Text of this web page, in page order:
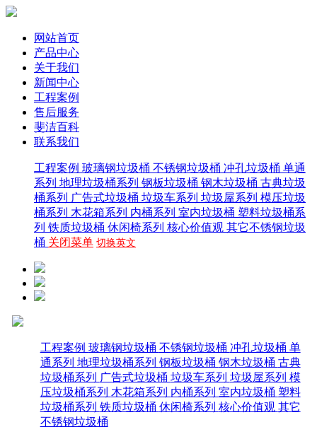
网站首页
产品中心
关于我们
新闻中心
工程案例
售后服务
斐洁百科
联系我们
工程案例 玻璃钢垃圾桶 不锈钢垃圾桶 冲孔垃圾桶 单通
系列 地理垃圾桶系列 钢板垃圾桶 钢木垃圾桶 古典垃圾
桶系列 广告式垃圾桶 垃圾车系列 垃圾屋系列 模压垃圾
桶系列 木花箱系列 内桶系列 室内垃圾桶 塑料垃圾桶系
列 铁质垃圾桶 休闲椅系列 核心价值观 其它不锈钢垃圾
桶 关闭菜单 切换英文
工程案例 玻璃钢垃圾桶 不锈钢垃圾桶 冲孔垃圾桶 单
通系列 地理垃圾桶系列 钢板垃圾桶 钢木垃圾桶 古典
垃圾桶系列 广告式垃圾桶 垃圾车系列 垃圾屋系列 模
压垃圾桶系列 木花箱系列 内桶系列 室内垃圾桶 塑料
垃圾桶系列 铁质垃圾桶 休闲椅系列 核心价值观 其它
不锈钢垃圾桶